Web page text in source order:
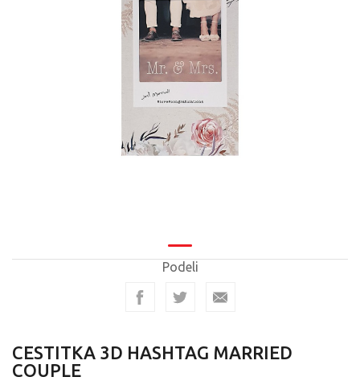
Podeli
CESTITKA 3D HASHTAG MARRIED
COUPLE